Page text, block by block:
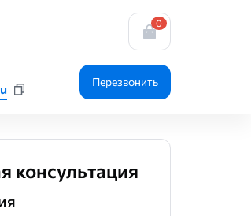
0
Перезвонить
консультация